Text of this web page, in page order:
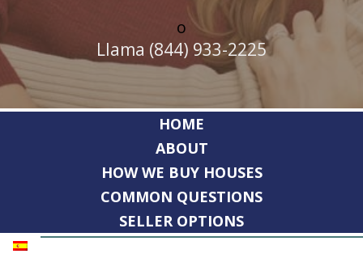
o
Llama (844) 933-2225
HOME
ABOUT
HOW WE BUY HOUSES
COMMON QUESTIONS
SELLER OPTIONS